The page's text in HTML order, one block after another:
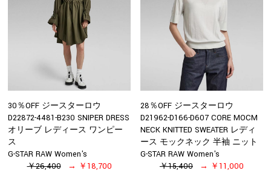
30％OFF ジースターロウ
D22872-4481-B230 SNIPER DRESS
オリーブ レディース ワンピー
ス
G-STAR RAW Women's
￥26,400
￥18,700
28％OFF ジースターロウ
D21962-D166-D607 CORE MOCM
NECK KNITTED SWEATER レディ
ース モックネック 半袖 ニット
G-STAR RAW Women's
￥15,400
￥11,000